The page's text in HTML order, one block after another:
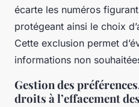
écarte les numéros
protégeant ainsi le choix
Cette exclusion permet
informations non
Gestion des
droits à l’effacement